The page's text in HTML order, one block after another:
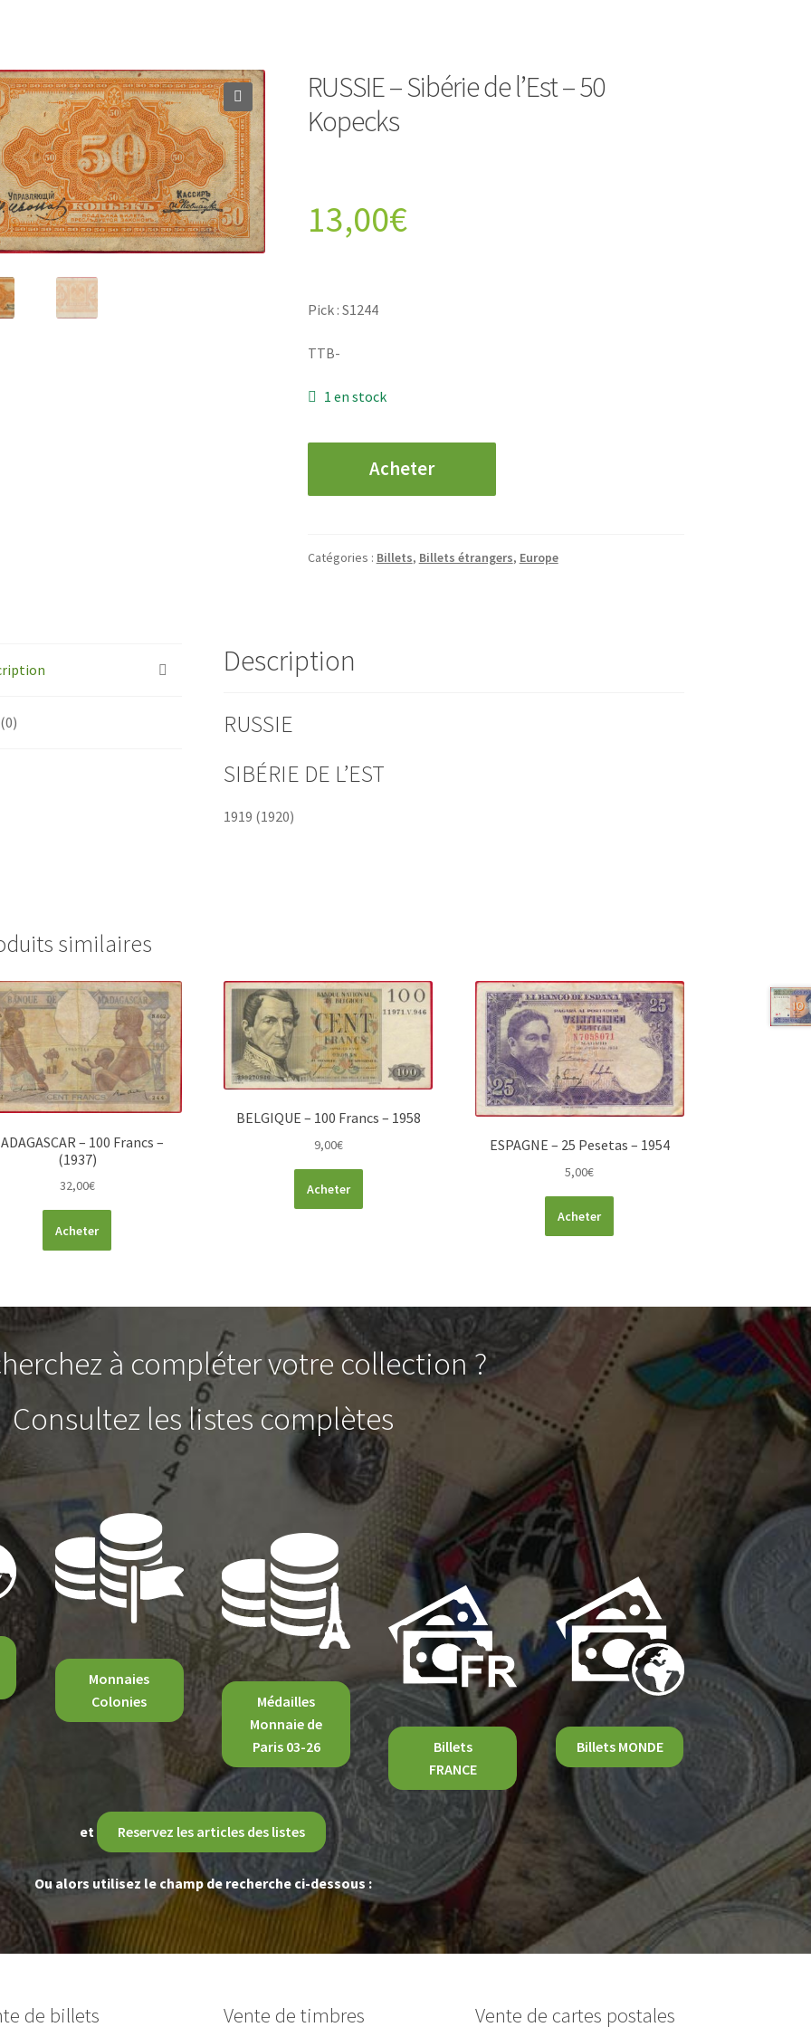
RUSSIE – Sibérie de l’Est – 50
Kopecks
13,00€
Pick : S1244
TTB-
1 en stock
RUSSIE
de
Kopecks
Acheter
Catégories : Billets, Billets étrangers, Europe
Description
RUSSIE
SIBÉRIE DE L’EST
1919 (1920)
similaires
– 100 Francs –
(1937)
32,00€
Acheter
BELGIQUE – 100 Francs – 1958
9,00€
Acheter
ESPAGNE – 25 Pesetas – 1954
5,00€
Acheter
à compléter votre collection ?
Consultez les listes complètes
Monnaies
Colonies
Médailles
Monnaie de
Paris 03-26
Billets
FRANCE
Billets MONDE
et Reservez les articles des listes
Ou alors utilisez le champ de recherche ci-dessous :
de billets Vente de timbres Vente de cartes postales